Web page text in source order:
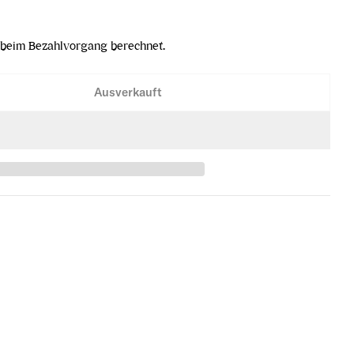
Bezahlvorgang berechnet.
Gin erhöhen
Ausverkauft